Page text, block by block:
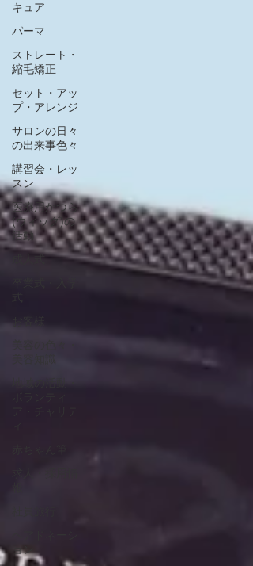
キュア
パーマ
ストレート・
縮毛矯正
セット・アッ
プ・アレンジ
サロンの日々
の出来事色々
講習会・レッ
スン
医療用かつら
(ウィッグ)の
活動
ョン